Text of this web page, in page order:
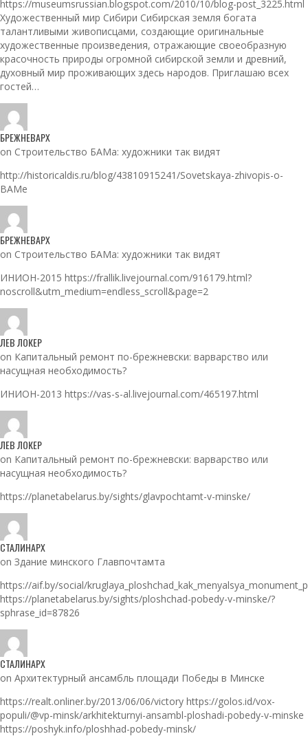
https://museumsrussian.blogspot.com/2010/10/blog-post_3225.html
Художественный мир Сибири Сибирская земля богата
талантливыми живописцами, создающие оригинальные
художественные произведения, отражающие своеобразную
красочность природы огромной сибирской земли и древний,
духовный мир проживающих здесь народов. Приглашаю всех
гостей…
БРЕЖНЕВАРХ
on Строительство БАМа: художники так видят
http://historicaldis.ru/blog/43810915241/Sovetskaya-zhivopis-o-
BAMe
БРЕЖНЕВАРХ
on Строительство БАМа: художники так видят
ИНИОН-2015 https://frallik.livejournal.com/916179.html?
noscroll&utm_medium=endless_scroll&page=2
ЛЕВ ЛОКЕР
on Капитальный ремонт по-брежневски: варварство или
насущная необходимость?
ИНИОН-2013 https://vas-s-al.livejournal.com/465197.html
ЛЕВ ЛОКЕР
on Капитальный ремонт по-брежневски: варварство или
насущная необходимость?
https://planetabelarus.by/sights/glavpochtamt-v-minske/
СТАЛИНАРХ
on Здание минского Главпочтамта
https://aif.by/social/
https://planetabelarus.by/sights/ploshchad-pobedy-v-minske/?
sphrase_id=87826
СТАЛИНАРХ
on Архитектурный ансамбль площади Победы в Минске
https://realt.onliner.by/2013/06/06/victory https://golos.id/vox-
populi/@vp-minsk/arkhitekturnyi-ansambl-ploshadi-pobedy-v-minske
https://poshyk.info/ploshhad-pobedy-minsk/